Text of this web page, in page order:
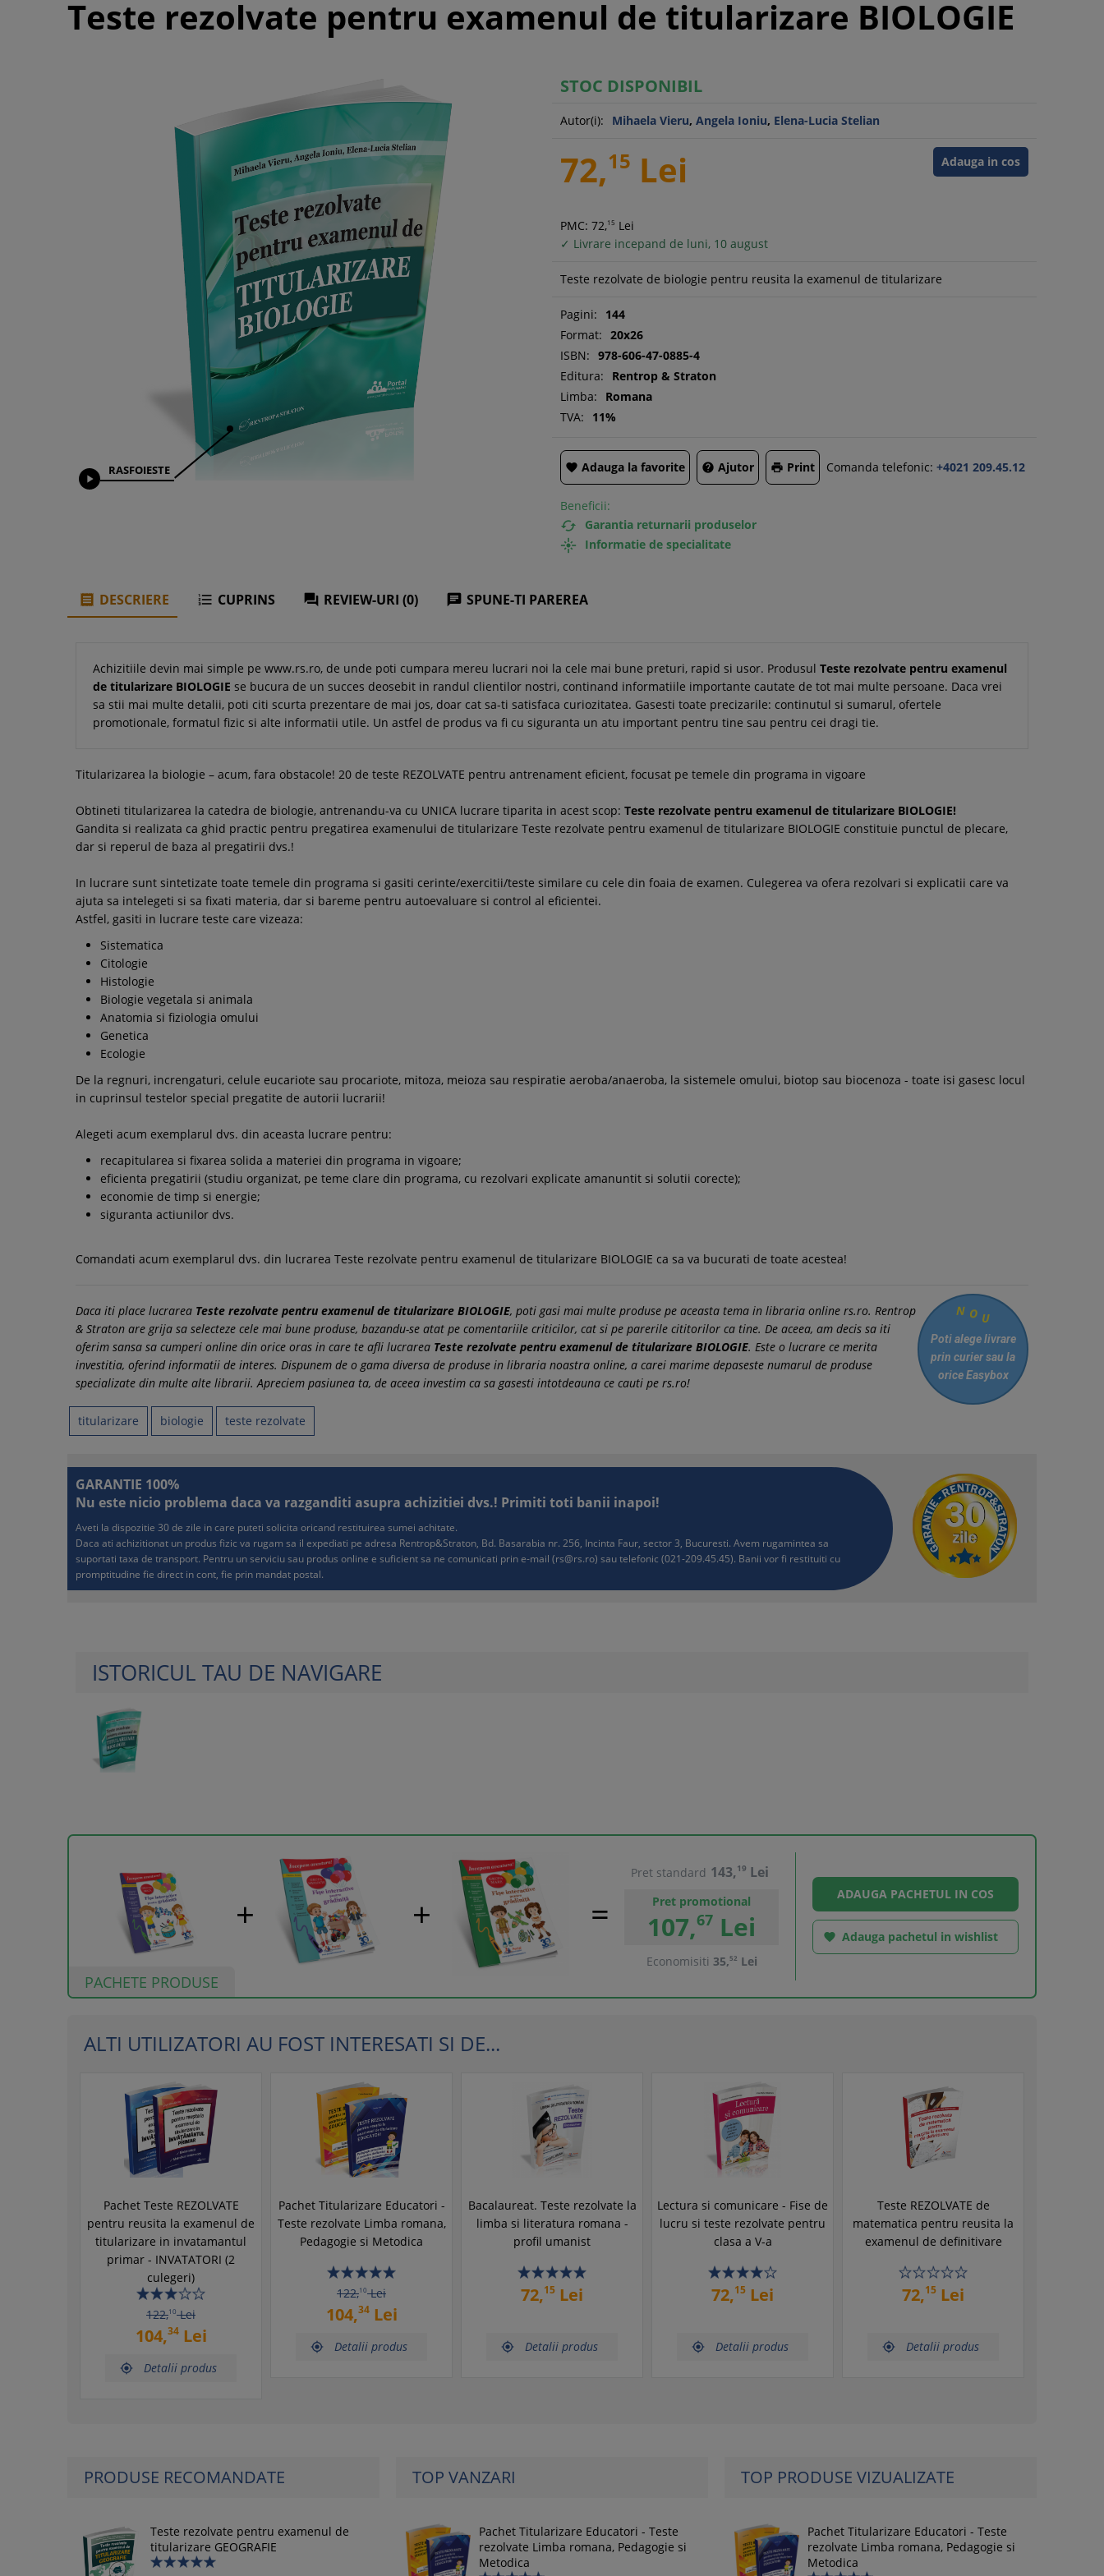
Teste rezolvate pentru examenul de titularizare BIOLOGIE

RASFOIESTE
STOC DISPONIBIL
Autor(i): Mihaela Vieru, Angela Ioniu, Elena-Lucia Stelian
Adauga in cos
72,15 Lei
PMC: 72,15 Lei
✓ Livrare incepand de luni, 10 august
Teste rezolvate de biologie pentru reusita la examenul de titularizare
Pagini:
144
Format: 20x26
ISBN: 978-606-47-0885-4
Editura:
Rentrop & Straton
Limba:
Romana
TVA:
11%
 Adauga la favorite  Ajutor  Print Comanda telefonic: +4021 209.45.12
Beneficii:
 Garantia returnarii produselor
 Informatie de specialitate
 DESCRIERE  CUPRINS  REVIEW-URI (0)  SPUNE-TI PAREREA
Achizitiile devin mai simple pe www.rs.ro, de unde poti cumpara mereu lucrari noi la cele mai bune preturi, rapid si usor. Produsul Teste rezolvate pentru examenul
de titularizare BIOLOGIE se bucura de un succes deosebit in randul clientilor nostri, continand informatiile importante cautate de tot mai multe persoane. Daca vrei
sa stii mai multe detalii, poti citi scurta prezentare de mai jos, doar cat sa-ti satisfaca curiozitatea. Gasesti toate precizarile: continutul si sumarul, ofertele
promotionale, formatul fizic si alte informatii utile. Un astfel de produs va fi cu siguranta un atu important pentru tine sau pentru cei dragi tie.
Titularizarea la biologie – acum, fara obstacole! 20 de teste REZOLVATE pentru antrenament eficient, focusat pe temele din programa in vigoare
Obtineti titularizarea la catedra de biologie, antrenandu-va cu UNICA lucrare tiparita in acest scop: Teste rezolvate pentru examenul de titularizare BIOLOGIE!
Gandita si realizata ca ghid practic pentru pregatirea examenului de titularizare Teste rezolvate pentru examenul de titularizare BIOLOGIE constituie punctul de plecare,
dar si reperul de baza al pregatirii dvs.!
In lucrare sunt sintetizate toate temele din programa si gasiti cerinte/exercitii/teste similare cu cele din foaia de examen. Culegerea va ofera rezolvari si explicatii care va
ajuta sa intelegeti si sa fixati materia, dar si bareme pentru autoevaluare si control al eficientei.
Astfel, gasiti in lucrare teste care vizeaza:
Sistematica
Citologie
Histologie
Biologie vegetala si animala
Anatomia si fiziologia omului
Genetica
Ecologie
De la regnuri, increngaturi, celule eucariote sau procariote, mitoza, meioza sau respiratie aeroba/anaeroba, la sistemele omului, biotop sau biocenoza - toate isi gasesc locul
in cuprinsul testelor special pregatite de autorii lucrarii!
Alegeti acum exemplarul dvs. din aceasta lucrare pentru:
recapitularea si fixarea solida a materiei din programa in vigoare;
eficienta pregatirii (studiu organizat, pe teme clare din programa, cu rezolvari explicate amanuntit si solutii corecte);
economie de timp si energie;
siguranta actiunilor dvs.
Comandati acum exemplarul dvs. din lucrarea Teste rezolvate pentru examenul de titularizare BIOLOGIE ca sa va bucurati de toate acestea!
Daca iti place lucrarea Teste rezolvate pentru examenul de titularizare BIOLOGIE, poti gasi mai multe produse pe aceasta tema in libraria online rs.ro. Rentrop
& Straton are grija sa selecteze cele mai bune produse, bazandu-se atat pe comentariile criticilor, cat si pe parerile cititorilor ca tine. De aceea, am decis sa iti
oferim sansa sa cumperi online din orice oras in care te afli lucrarea Teste rezolvate pentru examenul de titularizare BIOLOGIE. Este o lucrare ce merita
investitia, oferind informatii de interes. Dispunem de o gama diversa de produse in libraria noastra online, a carei marime depaseste numarul de produse
specializate din multe alte librarii. Apreciem pasiunea ta, de aceea investim ca sa gasesti intotdeauna ce cauti pe rs.ro!
N O
Poti alege livrare
prin curiersau la
orice Easybox
titularizare biologie teste rezolvate
GARANTIE 100%
Nu este nicio problema daca va razganditi asupra achizitiei dvs.! Primiti toti banii inapoi!
Aveti la dispozitie 30 de zile in care puteti solicita oricand restituirea sumei achitate.
Daca ati achizitionat un produs fizic va rugam sa il expediati pe adresa Rentrop&Straton, Bd. Basarabia nr. 256, Incinta Faur, sector 3, Bucuresti. Avem rugamintea sa
suportati taxa de transport. Pentru un serviciu sau produs online e suficient sa ne comunicati prin e-mail (rs@rs.ro) sau telefonic (021-209.45.45). Banii vor fi restituiti cu
promptitudine fie direct in cont, fie prin mandat postal.
ISTORICUL TAU DE NAVIGARE
PACHETE PRODUSE
Pret standard 143,19 Lei
Pret promotional
107,67 Lei
Economisiti 35,52 Lei
 Adauga pachetul in wishlist
ALTI UTILIZATORI AU FOST INTERESATI SI DE...
Pachet Teste REZOLVATE
pentru reusita la examenul de
titularizare in invatamantul
primar - INVATATORI (2
culegeri)
122,10Lei
104,34Lei
 Detalii produs
Pachet Titularizare Educatori -
Teste rezolvate Limba romana,
Pedagogie si Metodica
122,10Lei
104,34Lei
 Detalii produs
Bacalaureat. Teste rezolvate la
limba si literatura romana -
profil umanist
72,15 Lei
 Detalii produs
Lectura si comunicare - Fise de
lucru si teste rezolvate pentru
clasa a V-a
72,15 Lei
 Detalii produs
Teste REZOLVATE de
matematica pentru reusita la
examenul de definitivare
72,15 Lei
 Detalii produs
PRODUSE RECOMANDATE
Teste rezolvate pentru examenul de
titularizare GEOGRAFIE
TOP VANZARI
Pachet Titularizare Educatori - Teste
rezolvate Limba romana, Pedagogie si
Metodica
TOP PRODUSE VIZUALIZATE
Pachet Titularizare Educatori - Teste
rezolvate Limba romana, Pedagogie si
Metodica